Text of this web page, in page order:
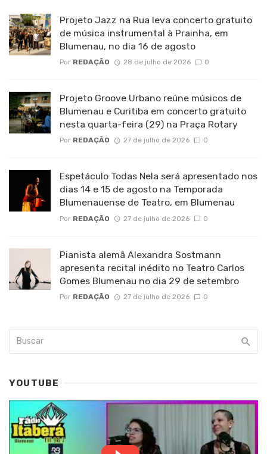
Projeto Jazz na Rua leva concerto gratuito
de música instrumental à Prainha, em
Blumenau, no dia 16 de agosto
Por REDAÇÃO 28 de julho de 2026 0
Projeto Groove Urbano reúne músicos de
Blumenau e Curitiba em concerto gratuito
nesta quarta-feira (29) na Praça Rotary
Por REDAÇÃO 27 de julho de 2026 0
Espetáculo Todas Nela será apresentado nos
dias 14 e 15 de agosto na Temporada
Blumenauense de Teatro, em Blumenau
Por REDAÇÃO 27 de julho de 2026 0
Pianista alemã Alexandra Sostmann
apresenta recital inédito no Teatro Carlos
Gomes Blumenau no dia 29 de setembro
Por REDAÇÃO 27 de julho de 2026 0
YOUTUBE